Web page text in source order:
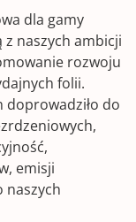
dla gamy
naszych ambicji
rozwoju
folii.
doprowadziło do
emisji
naszych